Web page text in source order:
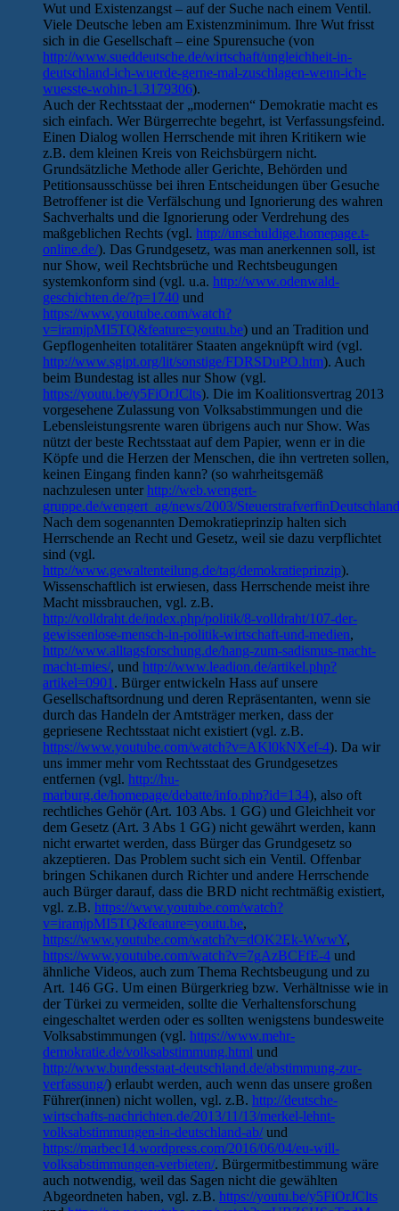
Wut und Existenzangst – auf der Suche nach einem Ventil.
Viele Deutsche leben am Existenzminimum. Ihre Wut frisst
sich in die Gesellschaft – eine Spurensuche (von
http://www.sueddeutsche.de/wirtschaft/ungleichheit-in-
deutschland-ich-wuerde-gerne-mal-zuschlagen-wenn-ich-
wuesste-wohin-1.3179306).
Auch der Rechtsstaat der „modernen“ Demokratie macht es
sich einfach. Wer Bürgerrechte begehrt, ist Verfassungsfeind.
Einen Dialog wollen Herrschende mit ihren Kritikern wie
z.B. dem kleinen Kreis von Reichsbürgern nicht.
Grundsätzliche Methode aller Gerichte, Behörden und
Petitionsausschüsse bei ihren Entscheidungen über Gesuche
Betroffener ist die Verfälschung und Ignorierung des wahren
Sachverhalts und die Ignorierung oder Verdrehung des
maßgeblichen Rechts (vgl. http://unschuldige.homepage.t-
online.de/). Das Grundgesetz, was man anerkennen soll, ist
nur Show, weil Rechtsbrüche und Rechtsbeugungen
systemkonform sind (vgl. u.a. http://www.odenwald-
geschichten.de/?p=1740 und
https://www.youtube.com/watch?
v=iramjpMI5TQ&feature=youtu.be) und an Tradition und
Gepflogenheiten totalitärer Staaten angeknüpft wird (vgl.
http://www.sgipt.org/lit/sonstige/FDRSDuPO.htm). Auch
beim Bundestag ist alles nur Show (vgl.
https://youtu.be/y5FiOrJClts). Die im Koalitionsvertrag 2013
vorgesehene Zulassung von Volksabstimmungen und die
Lebensleistungsrente waren übrigens auch nur Show. Was
nützt der beste Rechtsstaat auf dem Papier, wenn er in die
Köpfe und die Herzen der Menschen, die ihn vertreten sollen,
keinen Eingang finden kann? (so wahrheitsgemäß
nachzulesen unter http://web.wengert-
gruppe.de/wengert_ag/news/2003/
Nach dem sogenannten Demokratieprinzip halten sich
Herrschende an Recht und Gesetz, weil sie dazu verpflichtet
sind (vgl.
http://www.gewaltenteilung.de/tag/demokratieprinzip).
Wissenschaftlich ist erwiesen, dass Herrschende meist ihre
Macht missbrauchen, vgl. z.B.
http://volldraht.de/index.php/politik/8-volldraht/107-der-
gewissenlose-mensch-in-politik-wirtschaft-und-medien,
http://www.alltagsforschung.de/hang-zum-sadismus-macht-
macht-mies/, und http://www.leadion.de/artikel.php?
artikel=0901 . Bürger entwickeln Hass auf unsere
Gesellschaftsordnung und deren Repräsentanten, wenn sie
durch das Handeln der Amtsträger merken, dass der
gepriesene Rechtsstaat nicht existiert (vgl. z.B.
https://www.youtube.com/watch?v=AKl0kNXef-4). Da wir
uns immer mehr vom Rechtsstaat des Grundgesetzes
entfernen (vgl. http://hu-
marburg.de/homepage/debatte/info.php?id=134), also oft
rechtliches Gehör (Art. 103 Abs. 1 GG) und Gleichheit vor
dem Gesetz (Art. 3 Abs 1 GG) nicht gewährt werden, kann
nicht erwartet werden, dass Bürger das Grundgesetz so
akzeptieren. Das Problem sucht sich ein Ventil. Offenbar
bringen Schikanen durch Richter und andere Herrschende
auch Bürger darauf, dass die BRD nicht rechtmäßig existiert,
vgl. z.B. https://www.youtube.com/watch?
v=iramjpMI5TQ&feature=youtu.be,
https://www.youtube.com/watch?v=dOK2Ek-WwwY,
https://www.youtube.com/watch?v=7gAzBCFfE-4 und
ähnliche Videos, auch zum Thema Rechtsbeugung und zu
Art. 146 GG. Um einen Bürgerkrieg bzw. Verhältnisse wie in
der Türkei zu vermeiden, sollte die Verhaltensforschung
eingeschaltet werden oder es sollten wenigstens bundesweite
Volksabstimmungen (vgl. https://www.mehr-
demokratie.de/volksabstimmung.html und
http://www.bundesstaat-deutschland.de/abstimmung-zur-
verfassung/) erlaubt werden, auch wenn das unsere großen
Führer(innen) nicht wollen, vgl. z.B. http://deutsche-
wirtschafts-nachrichten.de/2013/11/13/merkel-lehnt-
volksabstimmungen-in-deutschland-ab/und
https://marbec14.wordpress.com/2016/06/04/eu-will-
volksabstimmungen-verbieten/. Bürgermitbestimmung wäre
auch notwendig, weil das Sagen nicht die gewählten
Abgeordneten haben, vgl. z.B. https://youtu.be/y5FiOrJClts